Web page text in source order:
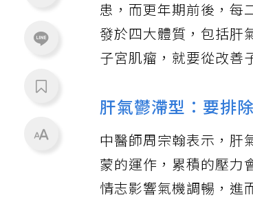
患，而更年期前後，每
發於四大體質，包括肝
子宮肌瘤，就要從改善
肝氣鬱滯型：要排
中醫師周宗翰表示，肝
蒙的運作，累積的壓力
情志影響氣機調暢，進